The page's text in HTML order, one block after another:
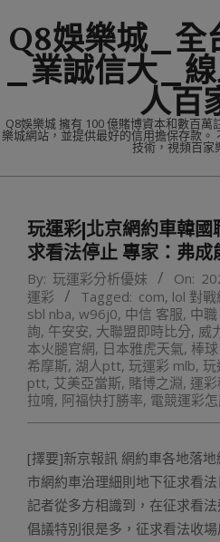
to
content
Q8娛樂城_全
_業誠信大_
人百
Q8娛樂城 擁有 100 億賭博資本和數百
樂城網站，並提供最好的信用擔保存款。
技術，視頻百家
Menu玩運彩|北京網約車韓
求看法停止 專家：弗成
By: 玩運彩分析優妹 On:
運彩
Tagged: com, lol 對戰
sbl nba, w96j0, 中信 客服, 中
詢, 午安安, 大聯盟即時比分, 威
本火腿官網, 日本雅虎天氣, 棒
希摩斯, 湖人ptt, 玩運彩 mlb, 玩
ptt, 艾美亞當斯, 賭博之淵, 運
拉唷, 阿福快打勝率, 電競運彩
[擇要]新京報訊 網約車各地落
市網約車治理細則地下征求看
記者從多方相識到，在征求看
倡議特別很是多，征求看法收